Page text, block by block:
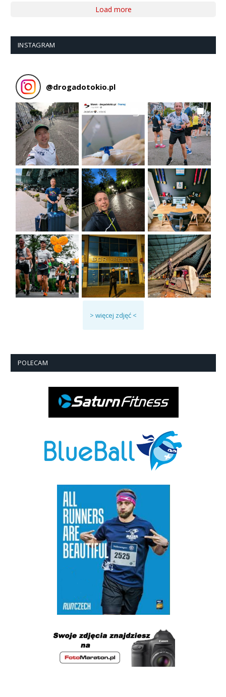
Load more
INSTAGRAM
@drogadotokio.pl
> więcej zdjęć <
POLECAM